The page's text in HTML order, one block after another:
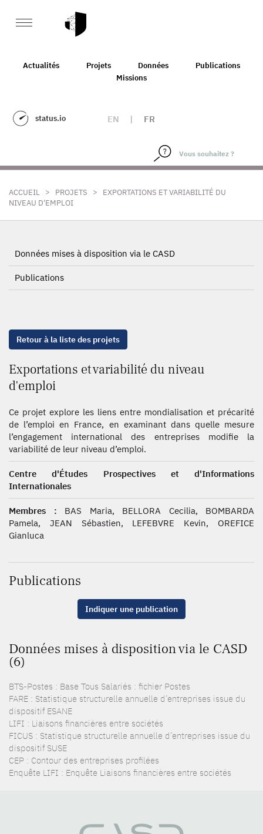
Actualités Projets Données
Publications
Missions
status.io EN | FR
ACCUEIL > PROJETS >
EXPORTATIONS ET VARIABILITÉ DU
NIVEAU D'EMPLOI
Données mises à disposition via le CASD
Publications
Retour à la liste des projets
Exportations et variabilité du niveau
d'emploi
Ce projet explore les liens entre mondialisation et précarité
de l’emploi en France, en examinant dans quelle mesure
l’engagement international des entreprises modifie la
variabilité de leur niveau d’emploi.
Centre d'Études Prospectives et d'Informations
Internationales
Membres : BAS Maria, BELLORA Cecilia, BOMBARDA
Pamela, JEAN Sébastien, LEFEBVRE Kevin, OREFICE
Gianluca
Publications
Indiquer une publication
Données mises à disposition via le CASD
(6)
BTS-Postes : Base Tous Salariés : fichier Postes
FARE : Statistique structurelle annuelle d’entreprises issue du
dispositif ESANE
LIFI : Liaisons financières entre sociétés
FICUS : Statistique structurelle annuelle d’entreprises issue du
dispositif SUSE
CEP : Contour des entreprises profilées
Enquête LIFI : Enquête Liaisons financières entre sociétés